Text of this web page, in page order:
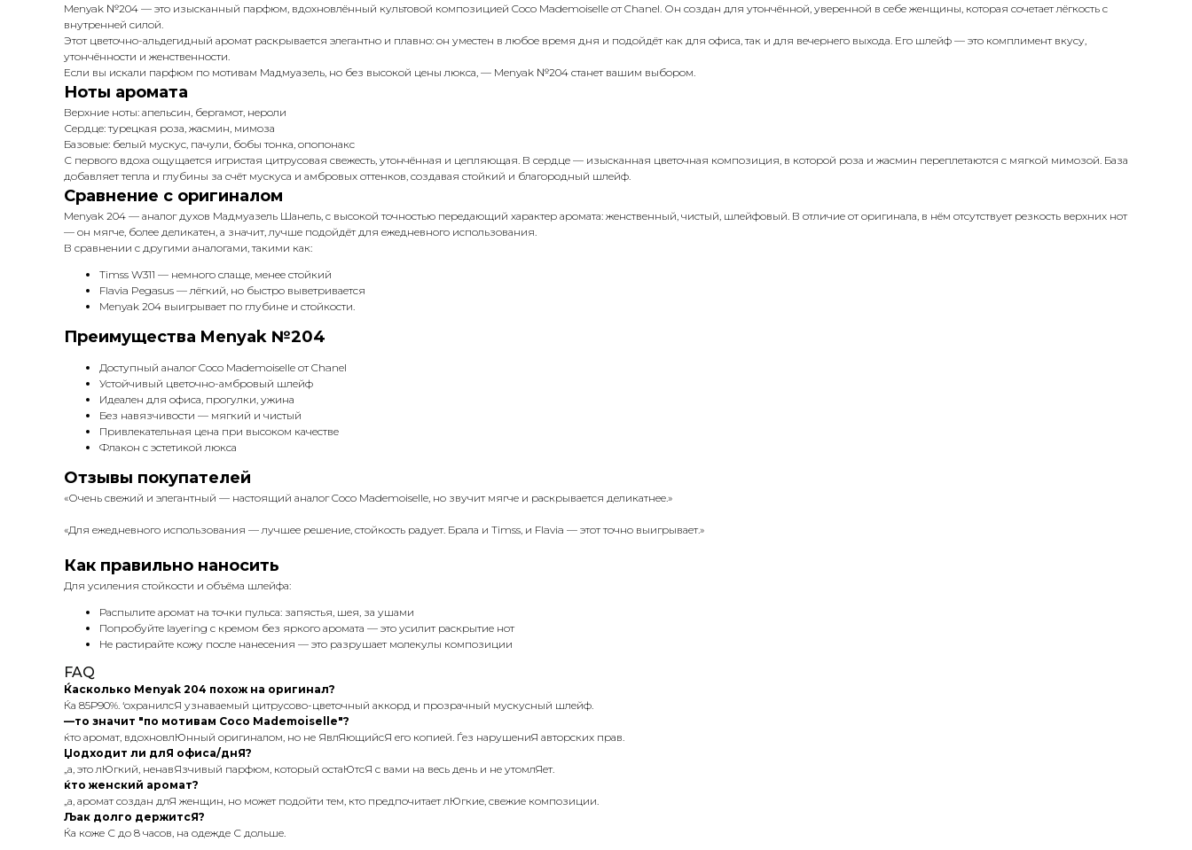
Menyak №204 — это изысканный парфюм, вдохновлённый культовой композицией Coco Mademoiselle от Chanel. Он создан для утончённой, уверенной в себе женщины, которая сочетает лёгкость с
внутренней силой.
Этот цветочно-альдегидный аромат раскрывается элегантно и плавно: он уместен в любое время дня и подойдёт как для офиса, так и для вечернего выхода. Его шлейф — это комплимент вкусу,
утончённости и женственности.
Если вы искали парфюм по мотивам Мадмуазель, но без высокой цены люкса, — Menyak №204 станет вашим выбором.
Ноты аромата
Верхние ноты: апельсин, бергамот, нероли
Сердце: турецкая роза, жасмин, мимоза
Базовые: белый мускус, пачули, бобы тонка, опопонакс
С первого вдоха ощущается игристая цитрусовая свежесть, утончённая и цепляющая. В сердце — изысканная цветочная композиция, в которой роза и жасмин переплетаются с мягкой мимозой. База
добавляет тепла и глубины за счёт мускуса и амбровых оттенков, создавая стойкий и благородный шлейф.
Сравнение с оригиналом
Menyak 204 — аналог духов Мадмуазель Шанель, с высокой точностью передающий характер аромата: женственный, чистый, шлейфовый. В отличие от оригинала, в нём отсутствует резкость верхних нот
— он мягче, более деликатен, а значит, лучше подойдёт для ежедневного использования.
В сравнении с другими аналогами, такими как:
Timss W311 — немного слаще, менее стойкий
Flavia Pegasus — лёгкий, но быстро выветривается
Menyak 204 выигрывает по глубине и стойкости.
Преимущества Menyak №204
Доступный аналог Coco Mademoiselle от Chanel
Устойчивый цветочно-амбровый шлейф
Идеален для офиса, прогулки, ужина
Без навязчивости — мягкий и чистый
Привлекательная цена при высоком качестве
Флакон с эстетикой люкса
Отзывы покупателей
«Очень свежий и элегантный — настоящий аналог Coco Mademoiselle, но звучит мягче и раскрывается деликатнее.»
«Для ежедневного использования — лучшее решение, стойкость радует. Брала и Timss, и Flavia — этот точно выигрывает.»
Как правильно наносить
Для усиления стойкости и объёма шлейфа:
Распылите аромат на точки пульса: запястья, шея, за ушами
Попробуйте layering с кремом без яркого аромата — это усилит раскрытие нот
Не растирайте кожу после нанесения — это разрушает молекулы композиции
FAQ
Ќасколько Menyak 204 похож на оригинал?
Ќа 85Р90%. ‘охранилсЯ узнаваемый цитрусово-цветочный аккорд и прозрачный мускусный шлейф.
—то значит "по мотивам Coco Mademoiselle"?
ќто аромат, вдохновлЮнный оригиналом, но не ЯвлЯющийсЯ его копией. Ѓез нарушениЯ авторских прав.
Џодходит ли длЯ офиса/днЯ?
„а, это лЮгкий, ненавЯзчивый парфюм, который остаЮтсЯ с вами на весь день и не утомлЯет.
ќто женский аромат?
„а, аромат создан длЯ женщин, но может подойти тем, кто предпочитает лЮгкие, свежие композиции.
Љак долго держитсЯ?
Ќа коже С до 8 часов, на одежде С дольше.